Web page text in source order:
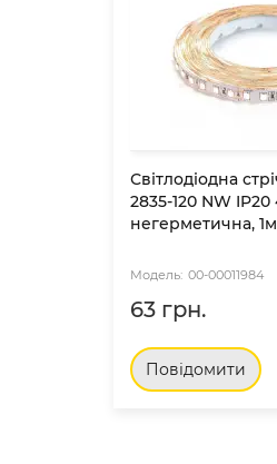
Світлодіодна
2835-120 NW IP20
негерметична, 1м
00-00011984
63 грн.
Повідомити